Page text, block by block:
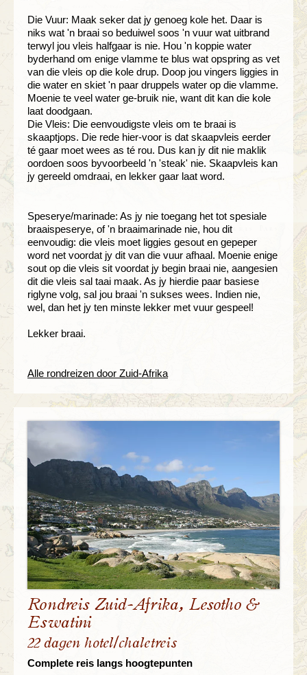
Die Vuur: Maak seker dat jy genoeg kole het. Daar is
niks wat 'n braai so beduiwel soos 'n vuur wat uitbrand
terwyl jou vleis halfgaar is nie. Hou 'n koppie water
byderhand om enige vlamme te blus wat opspring as vet
van die vleis op die kole drup. Doop jou vingers liggies in
die water en skiet 'n paar druppels water op die vlamme.
Moenie te veel water ge-bruik nie, want dit kan die kole
laat doodgaan.
Die Vleis: Die eenvoudigste vleis om te braai is
skaaptjops. Die rede hier-voor is dat skaapvleis eerder
té gaar moet wees as té rou. Dus kan jy dit nie maklik
oordoen soos byvoorbeeld 'n 'steak' nie. Skaapvleis kan
jy gereeld omdraai, en lekker gaar laat word.
Speserye/marinade: As jy nie toegang het tot spesiale
braaispeserye, of 'n braaimarinade nie, hou dit
eenvoudig: die vleis moet liggies gesout en gepeper
word net voordat jy dit van die vuur afhaal. Moenie enige
sout op die vleis sit voordat jy begin braai nie, aangesien
dit die vleis sal taai maak. As jy hierdie paar basiese
riglyne volg, sal jou braai 'n sukses wees. Indien nie,
wel, dan het jy ten minste lekker met vuur gespeel!
Lekker braai.
Alle rondreizen door Zuid-Afrika
Rondreis Zuid-Afrika, Lesotho &
Eswatini
22 dagen hotel/chaletreis
Complete reis langs hoogtepunten